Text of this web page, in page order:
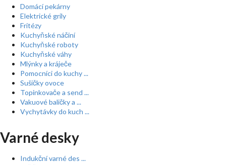
Domácí pekárny
Elektrické grily
Fritézy
Kuchyňské náčiní
Kuchyňské roboty
Kuchyňské váhy
Mlýnky a kráječe
Pomocníci do kuchy ...
Sušičky ovoce
Topinkovače a send ...
Vakuové baličky a ...
Vychytávky do kuch ...
Varné desky
Indukční varné des ...